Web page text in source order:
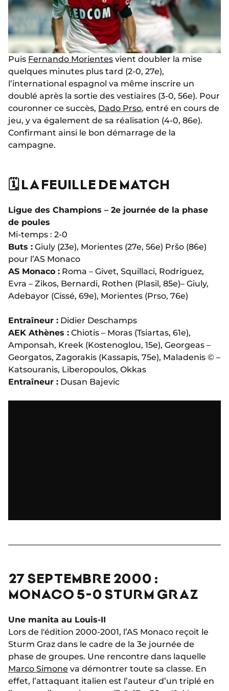
Puis Fernando Morientes vient doubler la mise
quelques minutes plus tard (2-0, 27e),
l’international espagnol va même inscrire un
doublé après la sortie des vestiaires (3-0, 56e). Pour
couronner ce succès, Dado Prso, entré en cours de
jeu, y va également de sa réalisation (4-0, 86e).
Confirmant ainsi le bon démarrage de la
campagne.
🗓️ LA FEUILLE DE MATCH
Ligue des Champions – 2e journée de la phase
de poules
Mi-temps : 2-0
Buts : Giuly (23e), Morientes (27e, 56e) Pršo (86e)
pour l’AS Monaco
AS Monaco : Roma – Givet, Squillaci, Rodriguez,
Evra – Zikos, Bernardi, Rothen (Plasil, 85e)– Giuly,
Adebayor (Cissé, 69e), Morientes (Prso, 76e)
Entraîneur : Didier Deschamps
AEK Athènes : Chiotis – Moras (Tsiartas, 61e),
Amponsah, Kreek (Kostenoglou, 15e), Georgeas –
Georgatos, Zagorakis (Kassapis, 75e), Maladenis © –
Katsouranis, Liberopoulos, Okkas
Entraîneur : Dusan Bajevic
27 SEPTEMBRE 2000 :
MONACO 5-0 STURM GRAZ
Une manita au Louis-II
Lors de l'édition 2000-2001, l’AS Monaco reçoit le
Sturm Graz dans le cadre de la 3e journée de
phase de groupes. Une rencontre dans laquelle
Marco Simone va démontrer toute sa classe. En
effet, l’attaquant italien est l’auteur d’un triplé en